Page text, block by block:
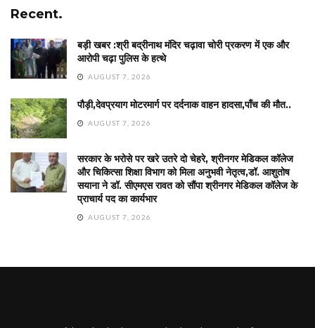
Recent.
बड़ी खबर :श्री बद्रीनाथ मंदिर चढ़ावा चोरी प्रकरण में एक और
आरोपी चढ़ा पुलिस के हत्थे
AUGUST 7, 2026
पौड़ी,देवप्रयाग मोटरमार्ग पर दर्दनाक वाहन हादसा,पाँच की मौत..
AUGUST 7, 2026
सरकार के भरोसे पर खरे उतरे दो चेहरे, श्रीनगर मेडिकल कॉलेज
और चिकित्सा शिक्षा विभाग को मिला अनुभवी नेतृत्व,डॉ. आशुतोष
सयाना ने डॉ. सीएमएस रावत को सौंपा श्रीनगर मेडिकल कॉलेज के
प्राचार्य पद का कार्यभार
AUGUST 7, 2026